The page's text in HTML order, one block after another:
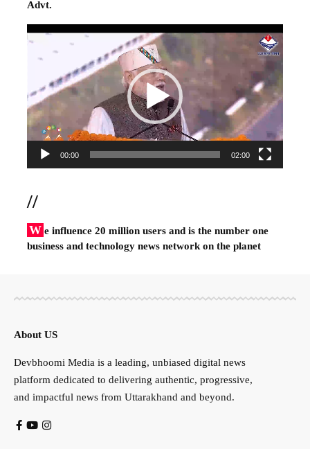
Advt.
Video
00:00 02:00
//
W e influence 20 million users and is the number one
business and technology news network on the planet
About US
Devbhoomi Media is a leading, unbiased digital news
platform dedicated to delivering authentic, progressive,
and impactful news from Uttarakhand and beyond.